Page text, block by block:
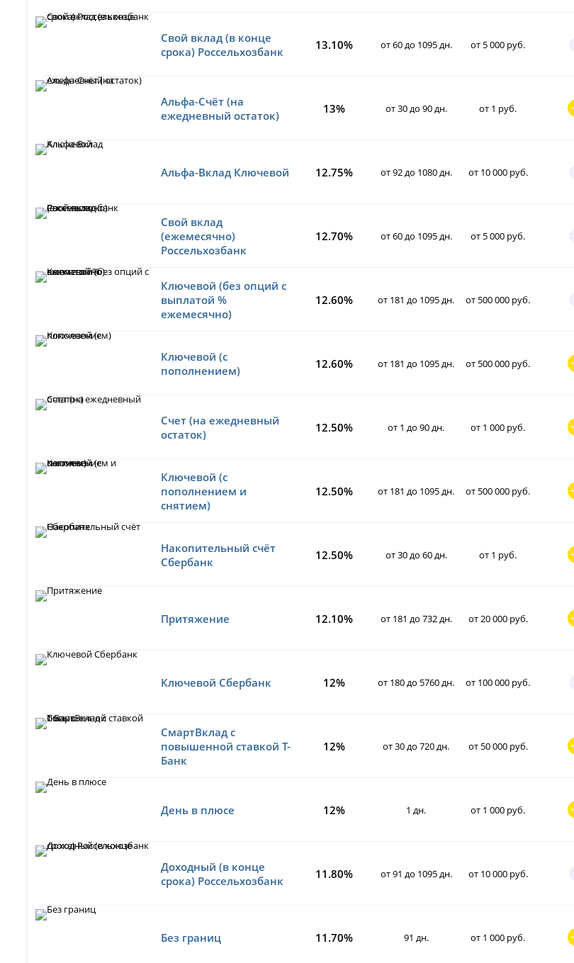
Свой вклад (в конце
срока) Россельхозбанк
13.10% от 60 до 1095 дн. от 5 000 руб.
Альфа-Счёт (на
ежедневный остаток)
13% от 30 до 90 дн. от 1 руб.
Альфа-Вклад Ключевой 12.75% от 92 до 1080 дн. от 10 000 руб.
Свой вклад
(ежемесячно)
Россельхозбанк
12.70% от 60 до 1095 дн. от 5 000 руб.
Ключевой (без опций с
выплатой %
ежемесячно)
12.60% от 181 до 1095 дн. от 500 000 руб.
Ключевой (с
пополнением)
12.60% от 181 до 1095 дн. от 500 000 руб.
Счет (на ежедневный
остаток)
12.50% от 1 до 90 дн. от 1 000 руб.
Ключевой (с
пополнением и
снятием)
12.50% от 181 до 1095 дн. от 500 000 руб.
Накопительный счёт
Сбербанк
12.50% от 30 до 60 дн. от 1 руб.
Притяжение 12.10% от 181 до 732 дн. от 20 000 руб.
Ключевой Сбербанк 12% от 180 до 5760 дн. от 100 000 руб.
СмартВклад с
повышенной ставкой Т-
Банк
12% от 30 до 720 дн. от 50 000 руб.
День в плюсе 12% 1 дн. от 1 000 руб.
Доходный (в конце
срока) Россельхозбанк
11.80% от 91 до 1095 дн. от 10 000 руб.
Без границ 11.70% 91 дн. от 1 000 руб.